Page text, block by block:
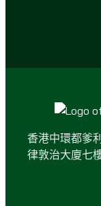
香港中環都爹
律敦治大廈七